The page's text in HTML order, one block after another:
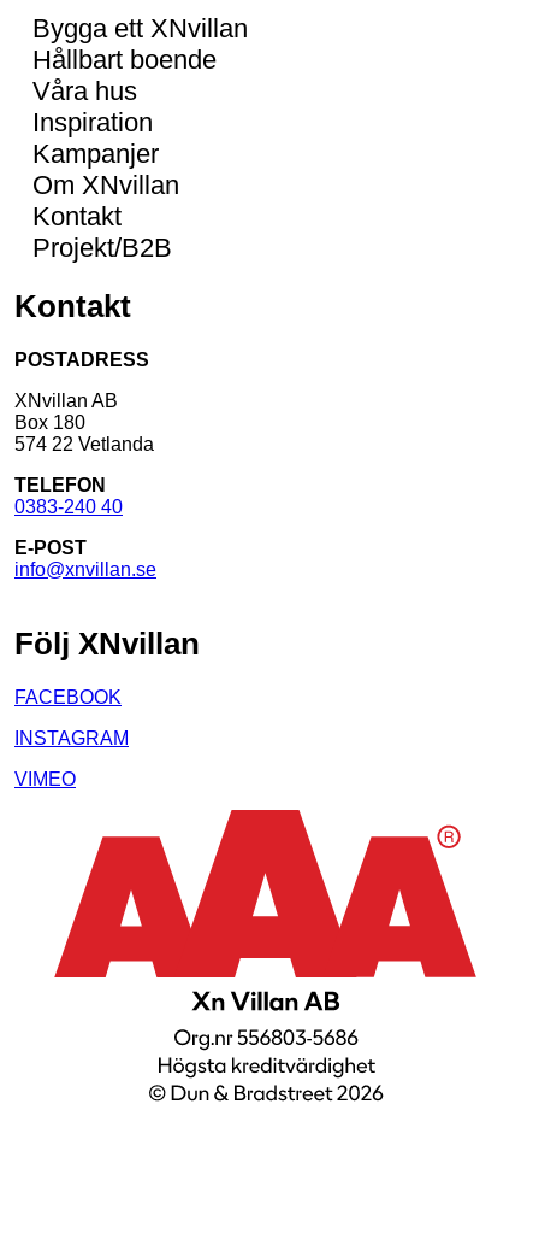
Bygga ett XNvillan
Hållbart boende
Våra hus
Inspiration
Kampanjer
Om XNvillan
Kontakt
Projekt/B2B
Kontakt
POSTADRESS
XNvillan AB
Box 180
574 22 Vetlanda
TELEFON
0383-240 40
E-POST
info@xnvillan.se
Följ XNvillan
FACEBOOK
INSTAGRAM
VIMEO